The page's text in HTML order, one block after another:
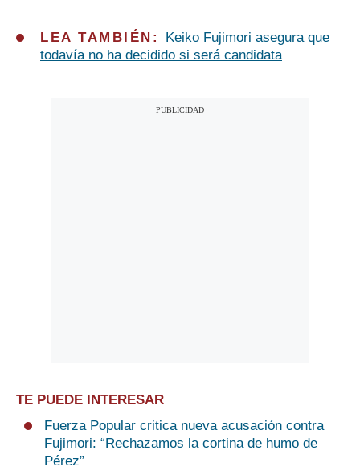
LEA TAMBIÉN:
Keiko Fujimori asegura que
todavía no ha decidido si será candidata
TE PUEDE INTERESAR
Fuerza Popular critica nueva acusación contra
Fujimori: “Rechazamos la cortina de humo de
Pérez”